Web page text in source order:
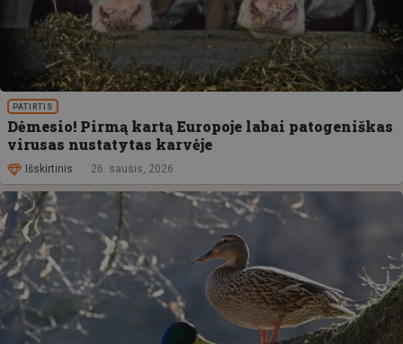
PATIRTIS
Dėmesio! Pirmą kartą Europoje labai patogeniškas
virusas nustatytas karvėje
Išskirtinis 26. sausis, 2026